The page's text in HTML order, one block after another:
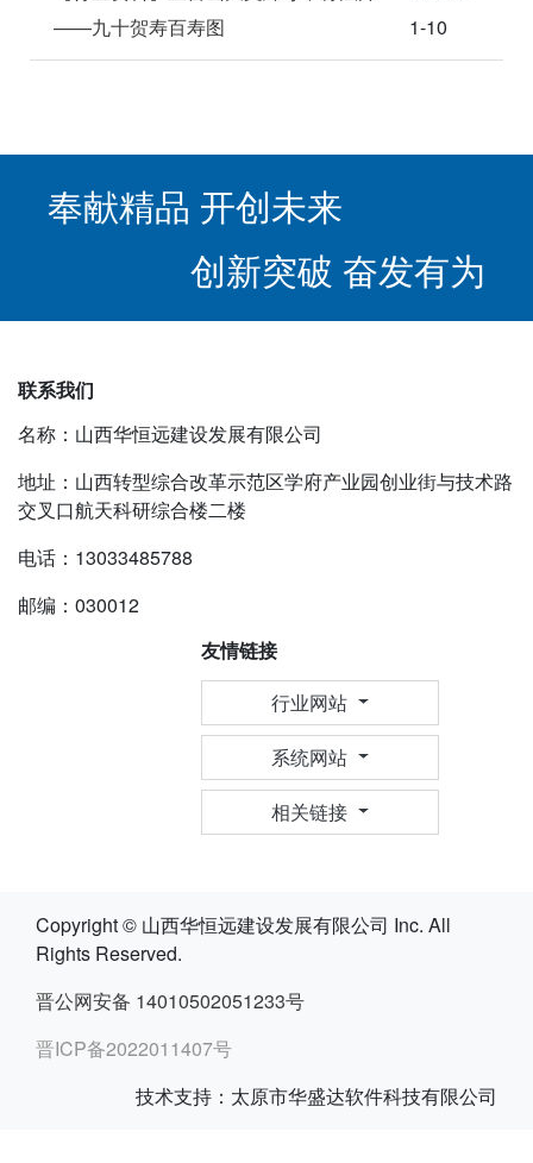
——九十贺寿百寿图
1-10
奉献精品 开创未来
创新突破 奋发有为
联系我们
名称：山西华恒远建设发展有限公司
地址：山西转型综合改革示范区学府产业园创业街与技术路
交叉口航天科研综合楼二楼
电话：13033485788
邮编：030012
友情链接
行业网站
系统网站
相关链接
Copyright © 山西华恒远建设发展有限公司 Inc. All
Rights Reserved.
晋公网安备 14010502051233号
晋ICP备2022011407号
技术支持：太原市华盛达软件科技有限公司